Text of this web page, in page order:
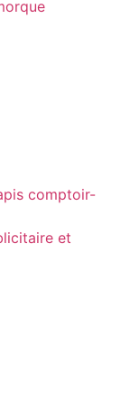
comptoir-
et